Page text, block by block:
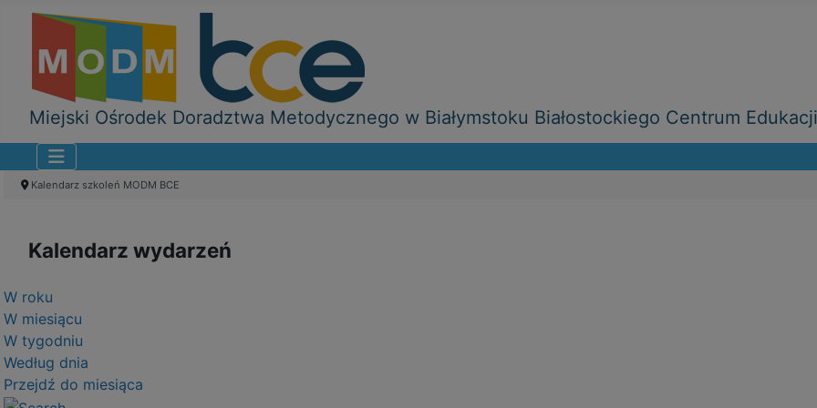
Miejski Ośrodek Doradztwa Metodycznego w Białymstoku Białostockiego Centrum Edukacji
Kalendarz szkoleń MODM BCE
Kalendarz wydarzeń
W roku
W miesiącu
W tygodniu
Według dnia
Przejdź do miesiąca